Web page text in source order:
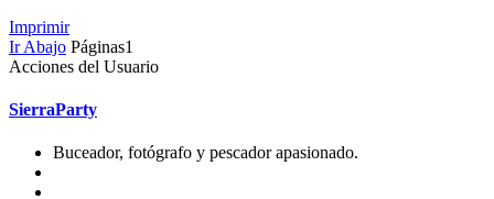
Imprimir
Ir Abajo Páginas1
Acciones del Usuario
SierraParty
Buceador, fotógrafo y pescador apasionado.